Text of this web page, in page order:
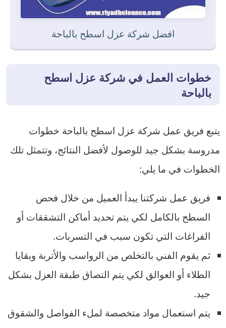
افضل شركة عزل اسطح بالباحة
خطوات العمل في شركة عزل اسطح
بالباحة
يتبع فريق عمل شركة عزل اسطح بالباحة خطوات
مدروسة بشكل جيد للوصول لأفضل النتائج، وتتمثل تلك
الخطوات في ما يلي:
فريق عمل شركتنا يبدأ العميل من خلال فحص
السطح بالكامل لكي يتم تحديد أماكن التشققات أو
الفراغات التي تكون سبب في التسربات.
ثم يقوم الفني بالتخلص من الرواسب والأتربة وبقايا
الطلاء أو العوالق لكي يتم التصاق طبقة العزل بشكل
جيد.
يتم استعمال مواد متخصصة لملء الفواصل والشقوق